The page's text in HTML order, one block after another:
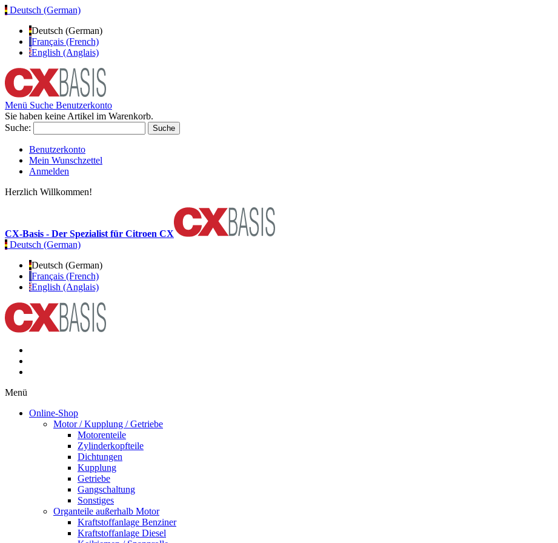
Deutsch (German)
Deutsch (German)
Français (French)
English (Anglais)
Menü Suche Benutzerkonto
Sie haben keine Artikel im Warenkorb.
Suche:
Suche
Benutzerkonto
Mein Wunschzettel
Anmelden
Herzlich Willkommen!
CX-Basis - Der Spezialist für Citroen CX
Deutsch (German)
Deutsch (German)
Français (French)
English (Anglais)
Menü
Online-Shop
Motor / Kupplung / Getriebe
Motorenteile
Zylinderkopfteile
Dichtungen
Kupplung
Getriebe
Gangschaltung
Sonstiges
Organteile außerhalb Motor
Kraftstoffanlage Benziner
Kraftstoffanlage Diesel